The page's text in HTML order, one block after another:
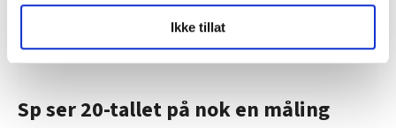
LO Medias publikasjoner frifagbevegelse.no, hk-nytt.no
og fontene.no bruker informasjonskapsler (cookies) for å
lære hvordan våre nettsider blir brukt slik at vi tilby
Vi deler bare informasjon om hvordan du bruker
Ikke tillat
innebærer at de kan overleve uten å ligge under
Sp ser 20-tallet på nok en måling